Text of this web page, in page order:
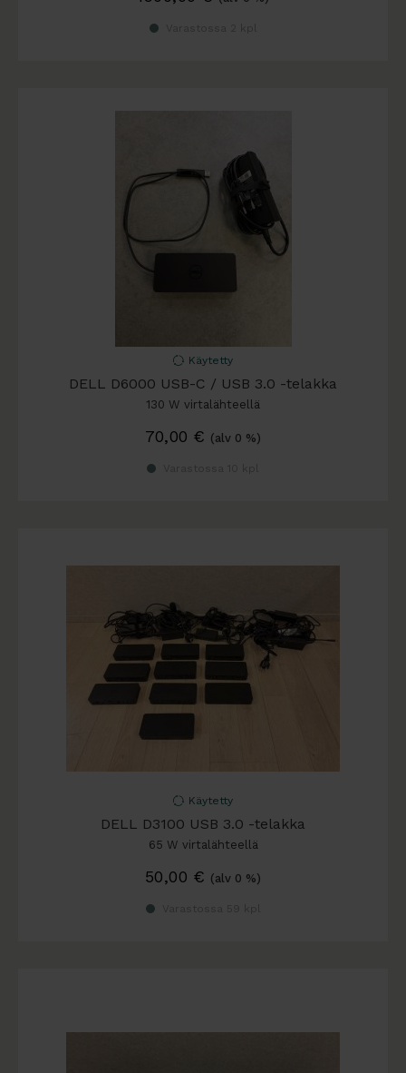
Käytetty
DELL D6000 USB-C / USB 3.0 -telakka
130 W virtalähteellä
70,00 € (alv 0 %)
Käytetty
DELL D3100 USB 3.0 -telakka
65 W virtalähteellä
50,00 € (alv 0 %)